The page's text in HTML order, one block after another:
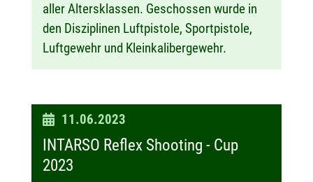
aller Altersklassen. Geschossen wurde in
den Disziplinen Luftpistole, Sportpistole,
Luftgewehr und Kleinkalibergewehr.
D
a
t
11.06.2023
INTARSO Reflex Shooting - Cup
2023